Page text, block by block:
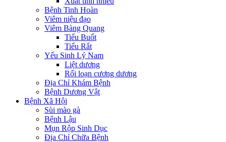
Bệnh Tinh Hoàn
Viêm niệu đạo
Viêm Bàng Quang
Tiểu Buốt
Tiểu Rắt
Yếu Sinh Lý Nam
Liệt dương
Rối loạn cương dương
Địa Chỉ Khám Bệnh
Bệnh Dương Vật
Bệnh Xã Hội
Sùi mào gà
Bệnh Lậu
Mụn Rộp Sinh Dục
Địa Chỉ Chữa Bệnh